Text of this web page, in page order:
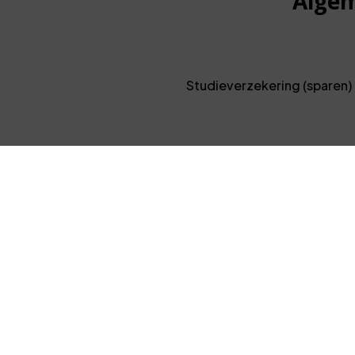
Studieverzekering (sparen)